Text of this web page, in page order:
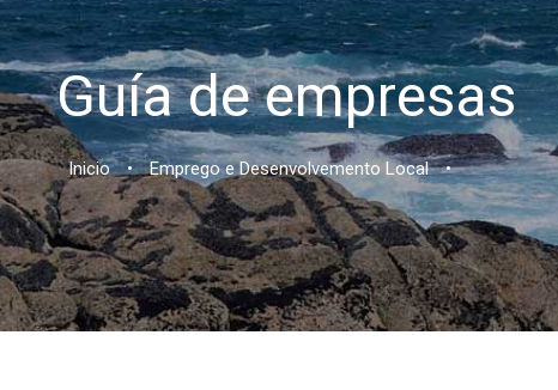
Guía de empresas
Inicio • Emprego e Desenvolvemento Local •